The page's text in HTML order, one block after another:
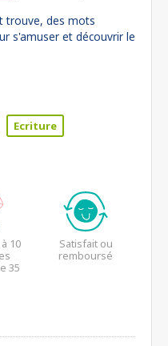
trouve, des mots
s'amuser et découvrir le
Ecriture
10
35
Satisfait ou
remboursé